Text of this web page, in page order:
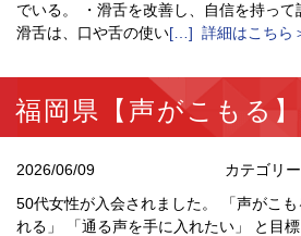
でいる。 ・滑舌を改善し、自信を持って
滑舌は、口や舌の使い[…] 詳細はこちら
福岡県【声がこもる】
2026/06/09 カテゴリ
50代女性が入会されました。 「声がこ
れる」 「通る声を手に入れたい」 と目